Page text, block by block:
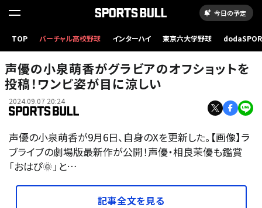
今日の予定
TOP バーチャル高校野球 インターハイ 東京六大学野球
声優の小泉萌香がグラビアのオフショットを
投稿！ワンピ姿が目に涼しい
2024.09.07 20:24
声優の小泉萌香が9月6日、自身のXを更新した。【画像】ラ
ブライブの劇場版最新作が公開！声優・相良茉優も鑑賞
「おはぴ🌞」と…
記事全文を見る